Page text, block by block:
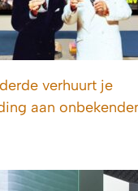
verhuurt je
aan